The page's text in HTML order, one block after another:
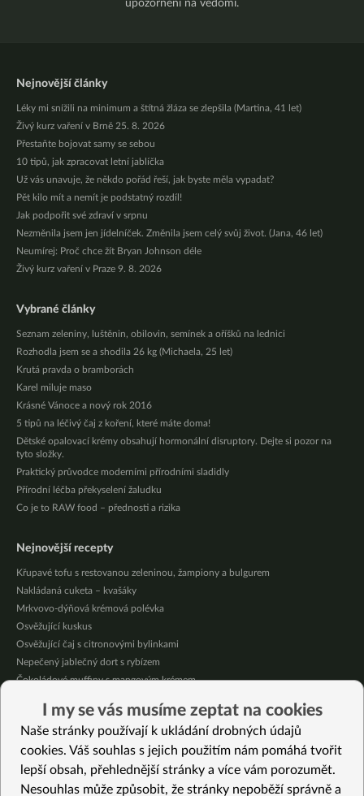
upozornění na vědomí.
Nejnovější články
Léky mi snížili na minimum a štítná žláza se zlepšila (Martina, 41 let)
Živý kurz vaření v Brně 25. 8. 2026
Přestaňte bojovat samy se sebou
10 tipů, jak zpracovat letní jablíčka
Už vás unavuje, že někdo pořád řeší, jak byste měla vypadat?
Pět kilo mít a nemít je podstatný rozdíl!
Jak podpořit své zdraví v srpnu
Nezměnila jsem jen jídelníček. Změnila jsem celý svůj život. (Jana, 46 let)
Neumírej: Proč chce žít Bryan Johnson déle
Živý kurz vaření v Praze 9. 8. 2026
Vybrané články
Seznam zeleniny, luštěnin, obilovin, semínek a oříšků na lednici
Rozhodla jsem se a shodila 26 kg (Michaela, 25 let)
Krutá pravda o bramborách
Karel miluje maso
Krásné Vánoce a nový rok 2016
5 tipů na léčivý čaj z koření, které máte doma!
Dětské opalovací krémy obsahují hormonální disruptory. Dejte si pozor na
tyto složky.
Praktický průvodce moderními přírodními sladidly
Přírodní léčba překyselení žaludku
Co je to RAW food – přednosti a rizika
Nejnovější recepty
Křupavé tofu s restovanou zeleninou, žampiony a bulgurem
Nakládaná cuketa – kvašáky
Mrkvovo-dýňová krémová polévka
Osvěžující kuskus
Osvěžující čaj s citronovými bylinkami
Nepečený jablečný dort s rybízem
Čokoládové muffiny s mangovým krémem
Krémová zeleninová polévka s koprem a vločkami
Celozrnná rýže basmati se zeleninou
Vybrané recepty
I my se vás musíme zeptat na cookies
Naše stránky používají k ukládání drobných údajů
cookies. Váš souhlas s jejich použitím nám pomáhá tvořit
lepší obsah, přehlednější stránky a více vám porozumět.
Nesouhlas může způsobit, že stránky nepoběží správně a